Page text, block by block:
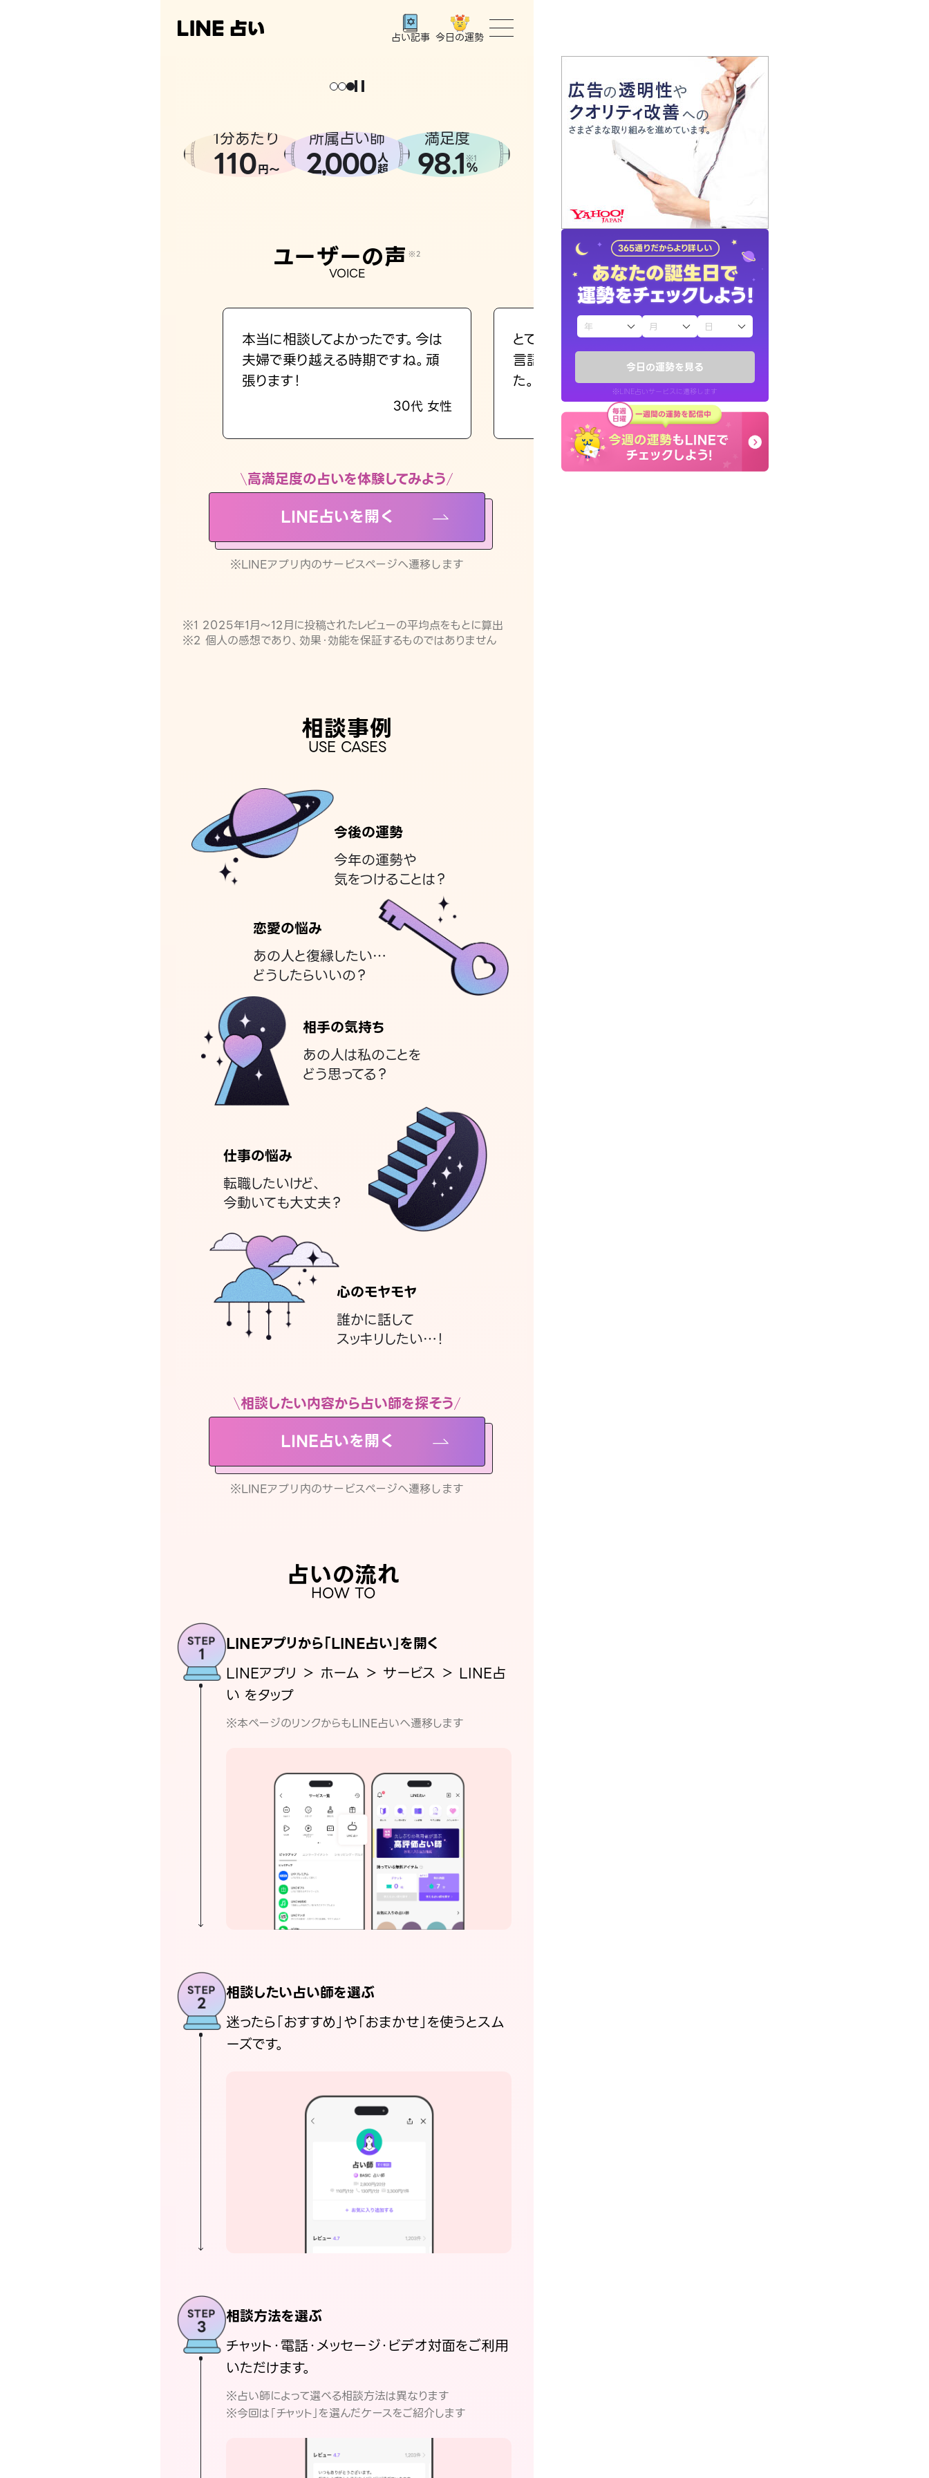
今日の運勢を見る
※LINE占いサービスに遷移します
占い記事 今日の運勢
トップ
ユーザーの声
占いの流れ
おすすめの占い師
よくある質問
えもじの子（占）12星座占い
お知らせ
。
1分あたり
110円〜
所属占い師
2,000人
超
満足度
98.1 ※1
%
ユーザーの声 ※2
VOICE
本当に相談してよかったです。今は
夫婦で乗り越える時期ですね。頑
張ります！
30代 女性
とても的確で感じていた違和感を
言語化してくれたので腑に落ちまし
た。
30代 女性
高満足度の占いを体験してみよう
LINE占いを開く
※LINEアプリ内のサービスページへ遷移します
※1 2025年1月〜12月に投稿されたレビューの平均点をもとに算出
※2 個人の感想であり、効果・効能を保証するものではありません
相談事例
USE CASES
今後の運勢
今年の運勢や
気をつけることは？
恋愛の悩み
あの人と復縁したい…
どうしたらいいの？
相手の気持ち
あの人は私のことを
どう思ってる？
仕事の悩み
転職したいけど、
今動いても大丈夫？
心のモヤモヤ
誰かに話して
スッキリしたい…！
相談したい内容から占い師を探そう
LINE占いを開く
※LINEアプリ内のサービスページへ遷移します
占いの流れ
HOW TO
LINEアプリから「LINE占い」を開く
LINEアプリ ＞ ホーム ＞ サービス ＞ LINE占
い をタップ
※本ページのリンクからもLINE占いへ遷移します
相談したい占い師を選ぶ
迷ったら「おすすめ」や「おまかせ」を使うとスム
ーズです。
相談方法を選ぶ
チャット・電話・メッセージ・ビデオ対面をご利用
いただけます。
※占い師によって選べる相談方法は異なります
※今回は「チャット」を選んだケースをご紹介します